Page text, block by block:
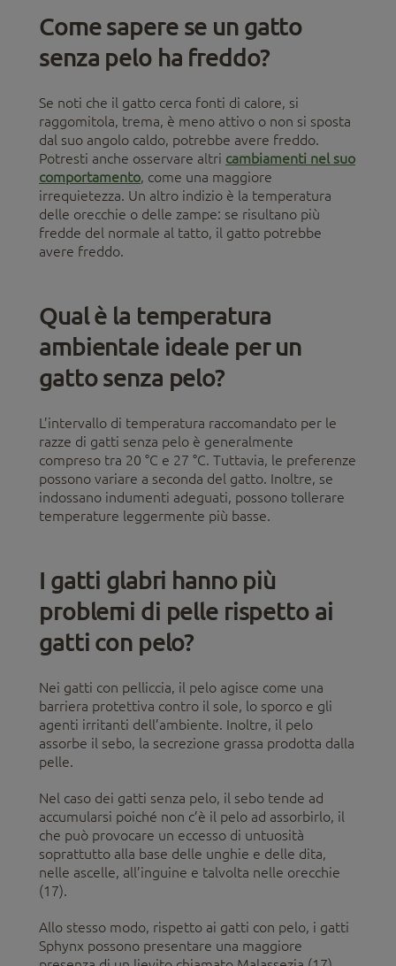
Come sapere se un gatto
senza pelo ha freddo?
Se noti che il gatto cerca fonti di calore, si
raggomitola, trema, è meno attivo o non si sposta
dal suo angolo caldo, potrebbe avere freddo.
Potresti anche osservare altri cambiamenti nel suo
comportamento, come una maggiore
irrequietezza. Un altro indizio è la temperatura
delle orecchie o delle zampe: se risultano più
fredde del normale al tatto, il gatto potrebbe
avere freddo.
Qual è la temperatura
ambientale ideale per un
gatto senza pelo?
L’intervallo di temperatura raccomandato per le
razze di gatti senza pelo è generalmente
compreso tra 20 °C e 27 °C. Tuttavia, le preferenze
possono variare a seconda del gatto. Inoltre, se
indossano indumenti adeguati, possono tollerare
temperature leggermente più basse.
I gatti glabri hanno più
problemi di pelle rispetto ai
gatti con pelo?
Nei gatti con pelliccia, il pelo agisce come una
barriera protettiva contro il sole, lo sporco e gli
agenti irritanti dell’ambiente. Inoltre, il pelo
assorbe il sebo, la secrezione grassa prodotta dalla
pelle.
Nel caso dei gatti senza pelo, il sebo tende ad
accumularsi poiché non c’è il pelo ad assorbirlo, il
che può provocare un eccesso di untuosità
soprattutto alla base delle unghie e delle dita,
nelle ascelle, all’inguine e talvolta nelle orecchie
(17).
Allo stesso modo, rispetto ai gatti con pelo, i gatti
Sphynx possono presentare una maggiore